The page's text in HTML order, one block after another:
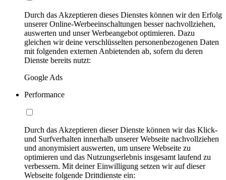
Durch das Akzeptieren dieses Dienstes können wir den Erfolg
unserer Online-Werbeeinschaltungen besser nachvollziehen,
auswerten und unser Werbeangebot optimieren. Dazu
gleichen wir deine verschlüsselten personenbezogenen Daten
mit folgenden externen Anbietenden ab, sofern du deren
Dienste bereits nutzt:
Google Ads
Performance
Durch das Akzeptieren dieser Dienste können wir das Klick-
und Surfverhalten innerhalb unserer Webseite nachvollziehen
und anonymisiert auswerten, um unsere Webseite zu
optimieren und das Nutzungserlebnis insgesamt laufend zu
verbessern. Mit deiner Einwilligung setzen wir auf dieser
Webseite folgende Drittdienste ein: